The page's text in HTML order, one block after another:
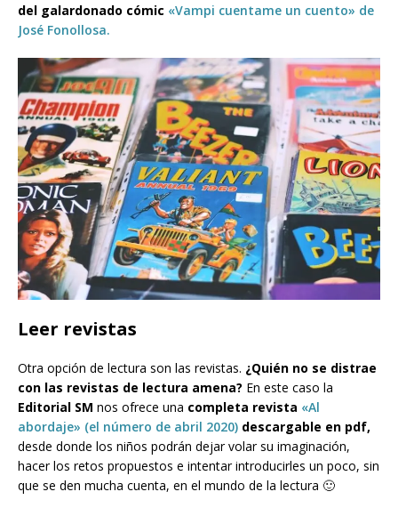
del galardonado cómic «Vampi cuentame un cuento» de
José Fonollosa.
Leer revistas
Otra opción de lectura son las revistas. ¿Quién no se distrae
con las revistas de lectura amena? En este caso la
Editorial SM nos ofrece una completa revista «Al
abordaje» (el número de abril 2020) descargable en pdf,
desde donde los niños podrán dejar volar su imaginación,
hacer los retos propuestos e intentar introducirles un poco, sin
que se den mucha cuenta, en el mundo de la lectura 🙂